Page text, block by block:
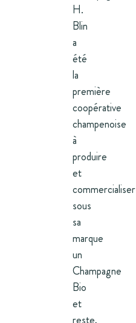
H.
Blin
a
été
la
première
coopérative
champenoise
à
produire
et
commercialiser
sous
sa
marque
un
Champagne
Bio
et